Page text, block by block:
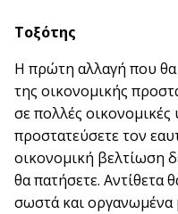
Τοξότης
Η πρώτη αλλαγή που θα
της οικονομικής
σε πολλές
προστατεύσετε τον
οικονομική βελτίωση
θα πατήσετε. Αντίθετα
σωστά και οργανωμένα